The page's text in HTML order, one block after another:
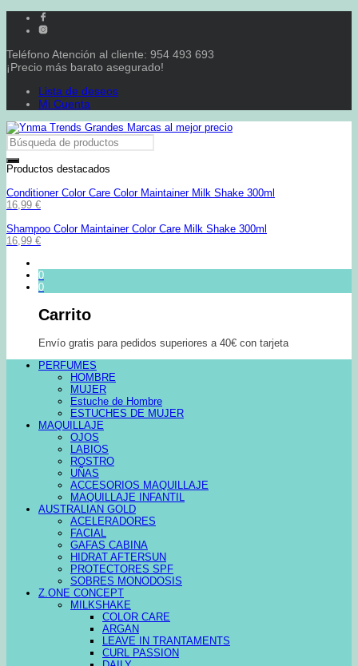
Teléfono Atención al cliente: 954 493 693
¡Precio más barato asegurado!
Lista de deseos
Mi Cuenta
Productos destacados
Conditioner Color Care Color Maintainer Milk Shake 300ml
16,99 €
Shampoo Color Maintainer Color Care Milk Shake 300ml
16,99 €
0
0
Carrito
Envío gratis para pedidos superiores a 40€ con tarjeta
PERFUMES
HOMBRE
MUJER
Estuche de Hombre
ESTUCHES DE MUJER
MAQUILLAJE
OJOS
LABIOS
ROSTRO
UÑAS
ACCESORIOS MAQUILLAJE
MAQUILLAJE INFANTIL
AUSTRALIAN GOLD
ACELERADORES
FACIAL
GAFAS CABINA
HIDRAT AFTERSUN
PROTECTORES SPF
SOBRES MONODOSIS
Z.ONE CONCEPT
MILKSHAKE
COLOR CARE
ARGAN
LEAVE IN TRANTAMENTS
CURL PASSION